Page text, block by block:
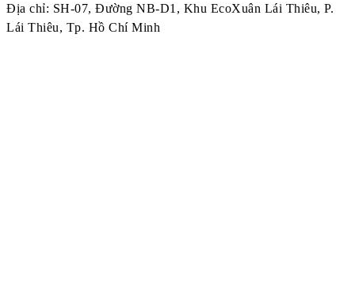
Địa chỉ: SH-07, Đường NB-D1, Khu EcoXuân Lái Thiêu, P.
Lái Thiêu, Tp. Hồ Chí Minh